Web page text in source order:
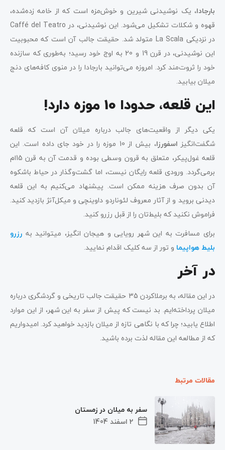
بارجادا، یک نوشیدنی شیرین و خوش‌مزه است که از خامه زده‌شده،
قهوه و شکلات تشکیل می‌شود. این نوشیدنی، در Caffé del Teatro
در نزدیکی La Scala متولد شد. حقیقت جالب آن است که محبوبیت
این نوشیدنی، در قرن 19 و 20 به اوج خود رسید؛ به‌طوری که سازنده
خود را ثروت‌مند کرد. امروزه می‌توانید بارجادا را در منوی کافه‌های دنج
میلان بیابید.
این قلعه، حدودا 10 موزه دارد!
یکی دیگر از واقعیت‌های جالب درباره میلان آن است که قلعه
شگفت‌انگیز اسفورزا
، بیش از 10 موزه را در خود جای داده است. این
قلعه غول‌پیکر، متعلق به قرون وسطی بوده و قدمت آن به قرن 15ام
برمی‌گردد. ورودی قلعه رایگان نیست، اما گشت‌وگذار در حیاط باشکوه
آن بدون صرف هزینه ممکن است. پیشنهاد می‌کنیم به این قلعه
دیدنی بروید و از آثار معروف لئوناردو داوینچی و میکل‌آنژ بازدید کنید.
فراموش نکنید که بلیط‌تان را از قبل رزرو کنید.
برای مسافرت به این شهر رویایی و هیجان انگیز، میتوانید به رزرو
بلیط هواپیما و تور از سه کلیک اقدام نمایید.
در آخر
در این مقاله، به برملاکردن 35 حقیقت جالب تاریخی و گردشگری درباره
میلان پرداخته‌ایم. بد نیست که پیش از سفر به این شهر، از این موارد
اطلاع یابید؛ چرا که با نگاهی تازه از میلان بازدید خواهید کرد. امیدواریم
که از مطالعه این مقاله لذت برده باشید.
مقالات مرتبط
2 اسفند 1404
سفر به میلان در زمستان